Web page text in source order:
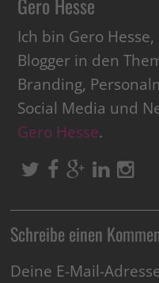
Ich bin Gero
Blogger in den
Branding,
Social Media und
Gero Hesse.
Schreibe einen
Deine E-Mail-